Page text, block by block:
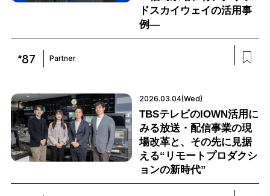
ドスカイウェイの活用事
例―
#87 Partner
2026.03.04(Wed)
TBSテレビのIOWN活用に
みる放送・配信事業の現
場改革と、その先に見据
える“リモートプロダクシ
ョンの新時代”